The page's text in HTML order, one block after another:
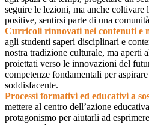
seguire le lezioni, ma anche coltivare
positive, sentirsi parte di una
Curricoli rinnovati nei contenuti e
agli studenti saperi disciplinari e
nostra tradizione culturale, ma aperti
proiettati verso le innovazioni del
competenze fondamentali per
soddisfacente.
Processi formativi ed educativi a
mettere al centro dell’azione
protagonismo per aiutarli ad